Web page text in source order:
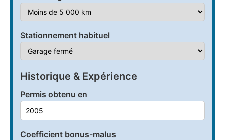
Stationnement habituel
Historique & Expérience
Permis obtenu en
Coefficient bonus-malus